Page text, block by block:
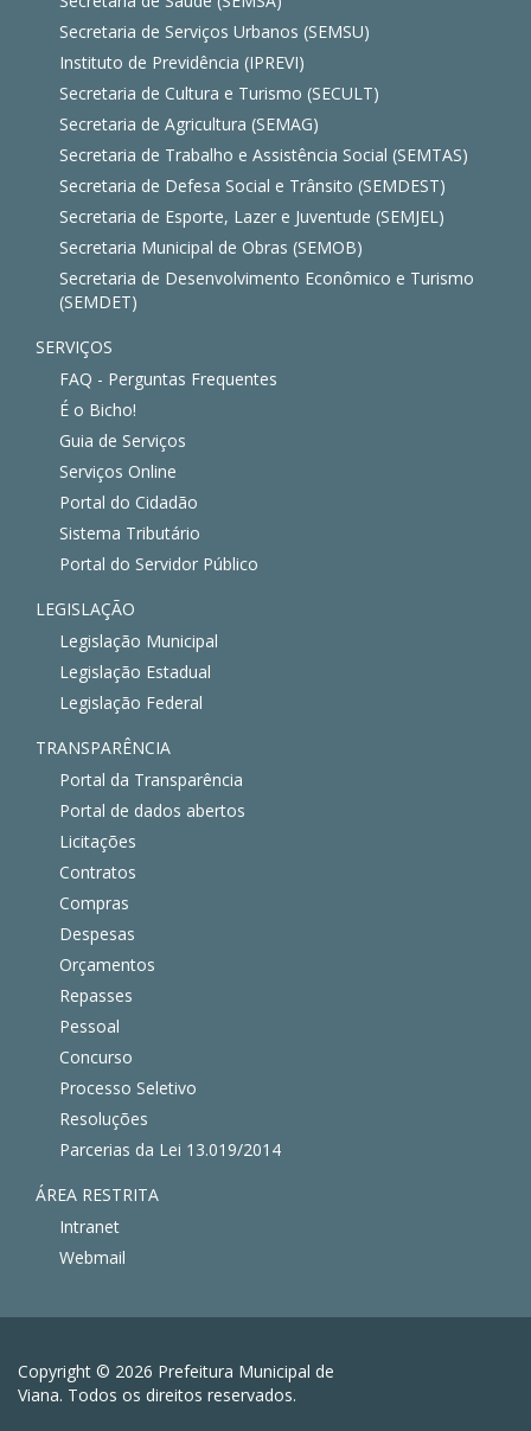
Secretaria de Serviços Urbanos (SEMSU)
Instituto de Previdência (IPREVI)
Secretaria de Cultura e Turismo (SECULT)
Secretaria de Agricultura (SEMAG)
Secretaria de Trabalho e Assistência Social (SEMTAS)
Secretaria de Defesa Social e Trânsito (SEMDEST)
Secretaria de Esporte, Lazer e Juventude (SEMJEL)
Secretaria Municipal de Obras (SEMOB)
Secretaria de Desenvolvimento Econômico e Turismo
(SEMDET)
SERVIÇOS
FAQ - Perguntas Frequentes
É o Bicho!
Guia de Serviços
Serviços Online
Portal do Cidadão
Sistema Tributário
Portal do Servidor Público
LEGISLAÇÃO
Legislação Municipal
Legislação Estadual
Legislação Federal
TRANSPARÊNCIA
Portal da Transparência
Portal de dados abertos
Licitações
Contratos
Compras
Despesas
Orçamentos
Repasses
Pessoal
Concurso
Processo Seletivo
Resoluções
Parcerias da Lei 13.019/2014
ÁREA RESTRITA
Intranet
Webmail
Copyright © 2026 Prefeitura Municipal de
Viana. Todos os direitos reservados.